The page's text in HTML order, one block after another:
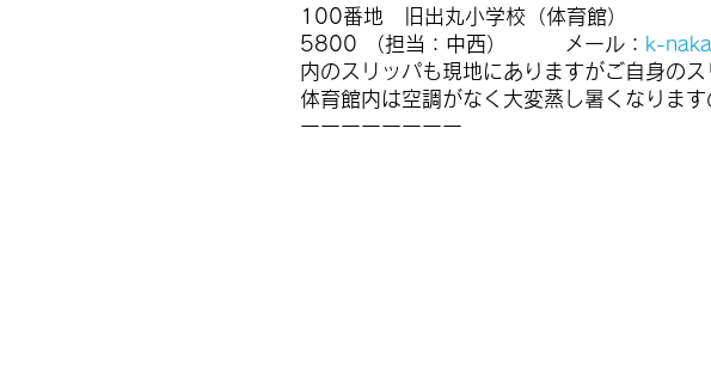
100番地 旧出丸小学校（体育館）
5800 （担当：中西） メール： k-
内のスリッパも現地にありますがご自身
体育館内は空調がなく大変蒸し暑くなりま
ーーーーーーーー